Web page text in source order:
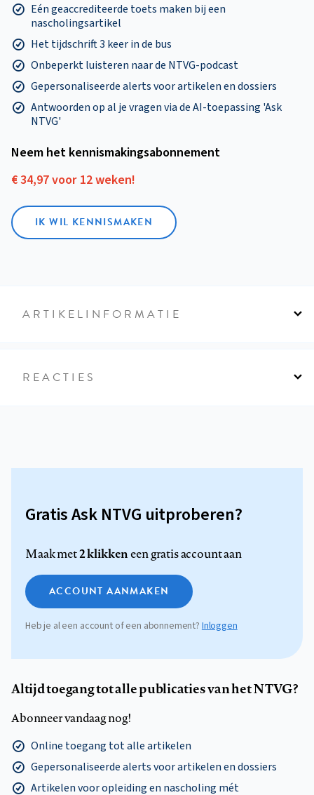
Eén geaccrediteerde toets maken bij een
nascholingsartikel
Het tijdschrift 3 keer in de bus
Onbeperkt luisteren naar de NTVG-podcast
Gepersonaliseerde alerts voor artikelen en dossiers
Antwoorden op al je vragen via de AI-toepassing 'Ask
NTVG'
Neem het kennismakings­abonnement
€ 34,97 voor 12 weken!
IK WIL KENNISMAKEN
ARTIKELINFORMATIE
REACTIES
Gratis Ask NTVG uitproberen?
Maak met2 klikkeneen gratis account aan
ACCOUNT AANMAKEN
Heb je al een account of een abonnement?Inloggen
Altijd toegang tot alle publicaties van het NTVG?
Abonneer vandaag nog!
Online toegang tot alle artikelen
Gepersonaliseerde alerts voor artikelen en dossiers
Artikelen voor opleiding en nascholing mét